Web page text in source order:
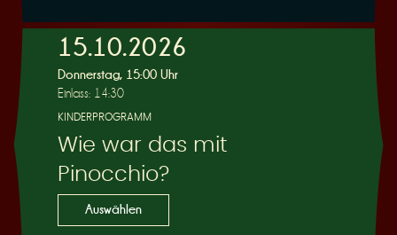
15.10.2026
Donnerstag, 15:00 Uhr
Einlass: 14:30
KINDERPROGRAMM
Wie war das mit
Pinocchio?
Auswählen